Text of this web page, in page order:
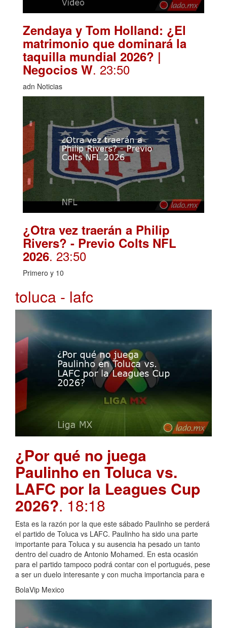
Zendaya y Tom Holland: ¿El
matrimonio que dominará la
taquilla mundial 2026? |
Negocios W. 23:50
adn Noticias
¿Otra vez traerán a Philip
Rivers? - Previo Colts NFL
2026. 23:50
Primero y 10
toluca - lafc
¿Por qué no juega
Paulinho en Toluca vs.
LAFC por la Leagues Cup
2026?. 18:18
Esta es la razón por la que este sábado Paulinho se perderá
el partido de Toluca vs LAFC. Paulinho ha sido una parte
importante para Toluca y su ausencia ha pesado un tanto
dentro del cuadro de Antonio Mohamed. En esta ocasión
para el partido tampoco podrá contar con el portugués, pese
a ser un duelo interesante y con mucha importancia para e
BolaVip Mexico